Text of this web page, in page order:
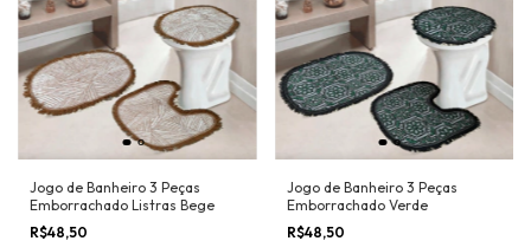
Jogo de Banheiro 3 Peças
Emborrachado Listras Bege
R$48,50
Jogo de Banheiro 3 Peças
Emborrachado Verde
R$48,50